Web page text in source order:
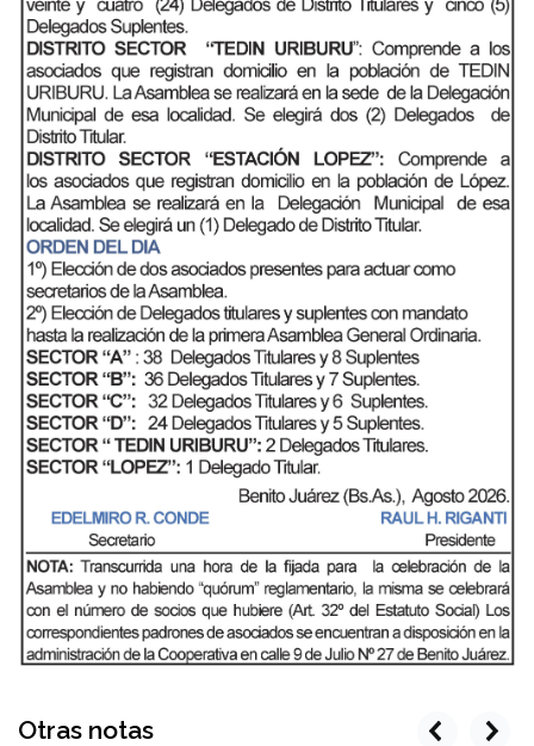
Otras notas prev next